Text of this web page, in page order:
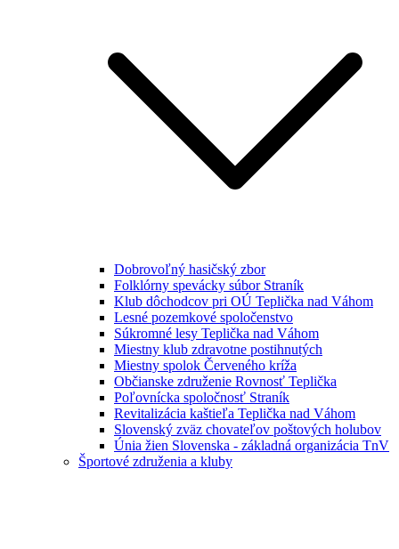
Dobrovoľný hasičský zbor
Folklórny spevácky súbor Straník
Klub dôchodcov pri OÚ Teplička nad Váhom
Lesné pozemkové spoločenstvo
Súkromné lesy Teplička nad Váhom
Miestny klub zdravotne postihnutých
Miestny spolok Červeného kríža
Občianske združenie Rovnosť Teplička
Poľovnícka spoločnosť Straník
Revitalizácia kaštieľa Teplička nad Váhom
Slovenský zväz chovateľov poštových holubov
Únia žien Slovenska - základná organizácia TnV
Športové združenia a kluby